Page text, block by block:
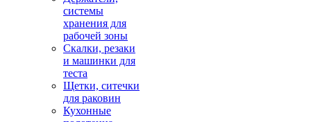
системы
хранения для
рабочей зоны
Скалки, резаки
и машинки для
теста
Щетки, ситечки
для раковин
Кухонные